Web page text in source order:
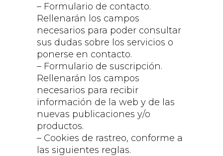
– Formulario de contacto.
Rellenarán los campos
necesarios para poder consultar
sus dudas sobre los servicios o
ponerse en contacto.
– Formulario de suscripción.
Rellenarán los campos
necesarios para recibir
información de la web y de las
nuevas publicaciones y/o
productos.
– Cookies de rastreo, conforme a
las siguientes reglas.